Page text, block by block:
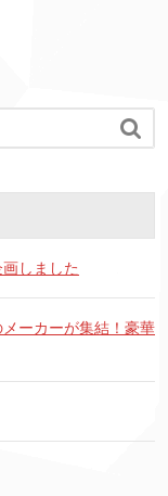

しました
ーカーが集結！豪華